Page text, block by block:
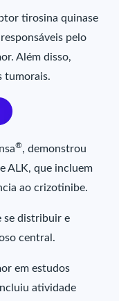
tirosina quinase
pelo
Além disso,
tumorais.
®, demonstrou
ALK, que incluem
ao crizotinibe.
se distribuir e
central.
em estudos
atividade